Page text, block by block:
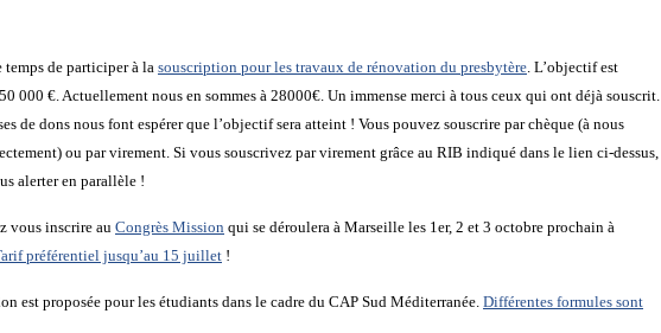
temps de participer à la souscription pour les travaux de rénovation du presbytère. L’objectif est
000 €. Actuellement nous en sommes à 28000€. Un immense merci à tous ceux qui ont déjà souscrit.
de dons nous font espérer que l’objectif sera atteint ! Vous pouvez souscrire par chèque (à nous
ou par virement. Si vous souscrivez par virement grâce au RIB indiqué dans le lien ci-dessus,
alerter en parallèle !
vous inscrire au Congrès Mission qui se déroulera à Marseille les 1er, 2 et 3 octobre prochain à
préférentiel jusqu’au 15 juillet !
est proposée pour les étudiants dans le cadre du CAP Sud Méditerranée. Différentes formules sont